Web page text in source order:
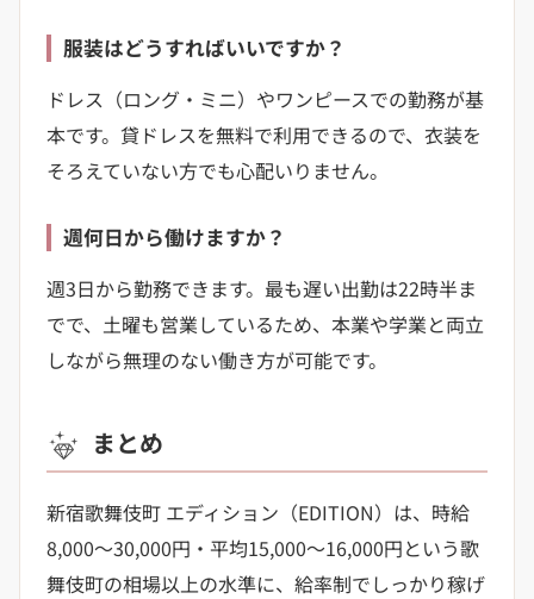
服装はどうすればいいですか？
ドレス（ロング・ミニ）やワンピースでの勤務が基
本です。貸ドレスを無料で利用できるので、衣装を
そろえていない方でも心配いりません。
週何日から働けますか？
週3日から勤務できます。最も遅い出勤は22時半ま
でで、土曜も営業しているため、本業や学業と両立
しながら無理のない働き方が可能です。
まとめ
新宿歌舞伎町 エディション（EDITION）は、時給
8,000〜30,000円・平均15,000〜16,000円という歌
舞伎町の相場以上の水準に、給率制でしっかり稼げ